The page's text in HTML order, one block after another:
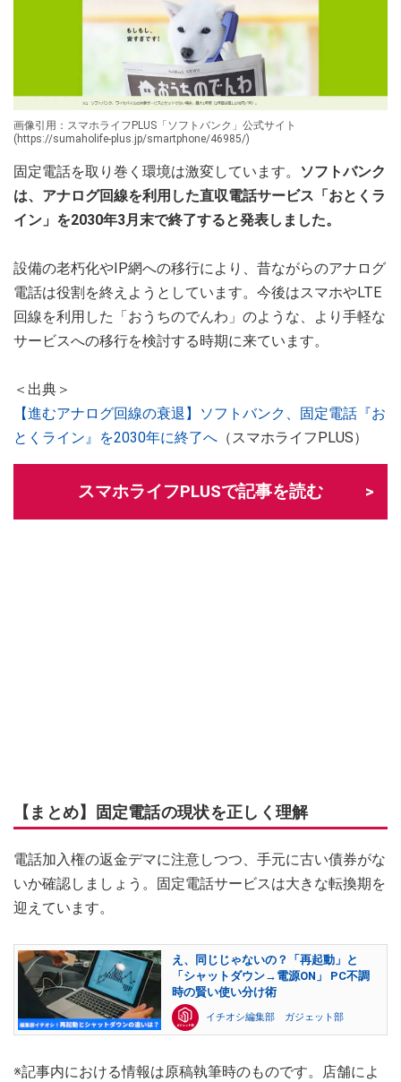
画像引用：スマホライフPLUS「ソフトバンク」公式サイト
(https://sumaholife-plus.jp/smartphone/46985/)
固定電話を取り巻く環境は激変しています。
ソフトバンク
は、アナログ回線を利用した直収電話サービス「おとくラ
イン」を2030年3月末で終了すると発表しました。
設備の老朽化やIP網への移行により、昔ながらのアナログ
電話は役割を終えようとしています。今後はスマホやLTE
回線を利用した「おうちのでんわ」のような、より手軽な
サービスへの移行を検討する時期に来ています。
＜出典＞
【進むアナログ回線の衰退】ソフトバンク、固定電話『お
とくライン』を2030年に終了へ （スマホライフPLUS）
スマホライフPLUSで記事を読む
【まとめ】固定電話の現状を正しく理解
電話加入権の返金デマに注意しつつ、手元に古い債券がな
いか確認しましょう。固定電話サービスは大きな転換期を
迎えています。
え、同じじゃないの？「再起動」と
「シャットダウン→電源ON」 PC不調
時の賢い使い分け術
イチオシ編集部 ガジェット部
※記事内における情報は原稿執筆時のものです。店舗によ